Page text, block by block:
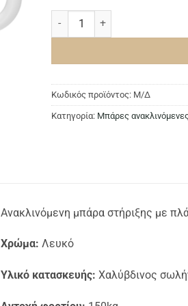
Ανακλινόμενη μπάρα
Κωδικός προϊόντος: Μ/Δ
Κατηγορία: Μπάρες
Ανακλινόμενη μπάρα στήριξης με
Χρώμα: Λευκό
Υλικό κατασκευής: Χαλύβδινος